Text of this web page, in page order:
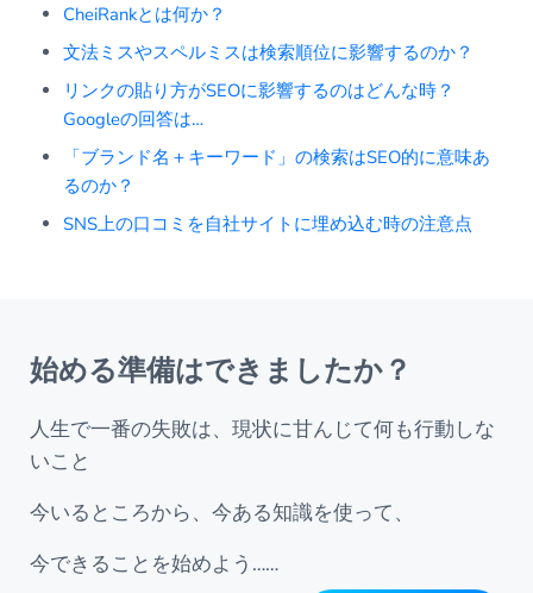
CheiRankとは何か？
文法ミスやスペルミスは検索順位に影響するのか？
リンクの貼り方がSEOに影響するのはどんな時？
Googleの回答は…
「ブランド名＋キーワード」の検索はSEO的に意味あ
るのか？
SNS上の口コミを自社サイトに埋め込む時の注意点
始める準備はできましたか？
人生で一番の失敗は、現状に甘んじて何も行動しな
いこと
今いるところから、今ある知識を使って、
今できることを始めよう……